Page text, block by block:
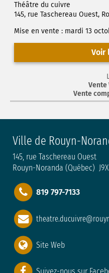
Théâtre du cuivre
145, rue Taschereau Ouest,
Mise en vente : mardi 13
Voir
Vente
Vente
Ville de Rouyn-
145, rue Taschereau Ouest
Rouyn-Noranda (Québec)
819 797-7133
Site Web
Suivez-nous sur